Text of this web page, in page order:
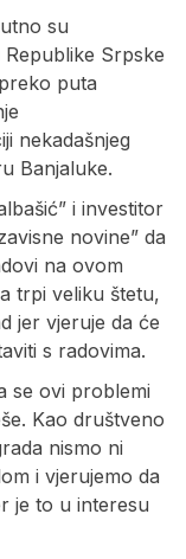
su
Srpske
puta
nekadašnjeg
Banjaluke.
i investitor
novine” da
na ovom
trpi veliku štetu,
jer vjeruje da će
s radovima.
se ovi problemi
Kao društveno
nismo ni
i vjerujemo da
je to u interesu